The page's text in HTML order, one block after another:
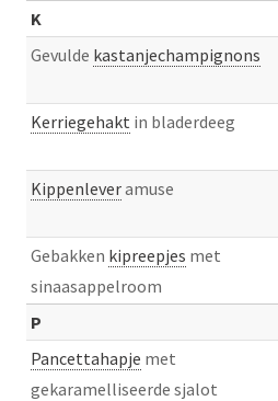
K
Gevulde kastanjechampignons
Kerriegehakt in bladerdeeg
Kippenleveramuse
Gebakken kipreepjes met
sinaasappelroom
P
Pancettahapje met
gekaramelliseerde sjalot